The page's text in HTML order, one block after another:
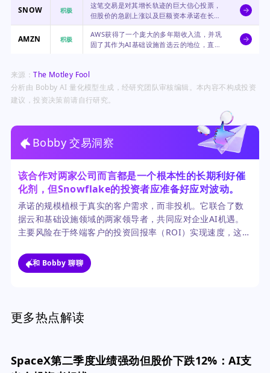
SNOW 积极
这笔交易是对其增长轨迹的巨大信心投票，
但股价的急剧上涨以及巨额资本承诺在长期
内带来了执行风险。
AMZN 积极
AWS获得了一个庞大的多年期收入流，并巩
固了其作为AI基础设施首选云的地位，直接
来源：The Motley Fool
分析由 Bobby AI 量化模型生成，经研究团队审核编辑。本内容不构成投资
建议，投资决策前请自行研究。
Bobby 交易洞察
该合作对两家公司而言都是一个根本性的长期利好催
化剂，但Snowflake的投资者应准备好应对波动。
承诺的规模植根于真实的客户需求，而非投机。它联合了数
据云和基础设施领域的两家领导者，共同应对企业AI机遇。
主要风险在于终端客户的投资回报率（ROI）实现速度，这需
和 Bobby 聊聊
更多热点解读
SpaceX第二季度业绩强劲但股价下跌12%：AI支